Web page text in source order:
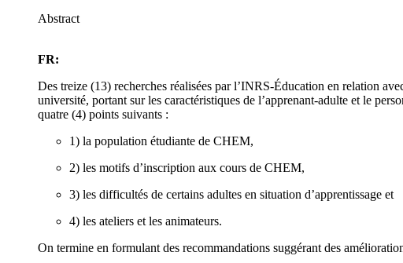
Abstract
FR:
Des treize (13) recherches réalisées par l’INRS-Éducation en relation
université, portant sur les caractéristiques de l’apprenant-adulte et le
quatre (4) points suivants :
1) la population étudiante de CHEM,
2) les motifs d’inscription aux cours de CHEM,
3) les difficultés de certains adultes en situation d’apprentissage et
4) les ateliers et les animateurs.
On termine en formulant des recommandations suggérant des